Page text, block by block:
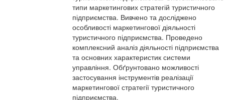
типи маркетингових стратегій туристичного
підприємства. Вивчено та досліджено
особливості маркетингової діяльності
туристичного підприємства. Проведено
комплексний аналіз діяльності підприємства
та основних характеристик системи
управління. Обґрунтовано можливості
застосування інструментів реалізації
маркетингової стратегії туристичного
підприємства.